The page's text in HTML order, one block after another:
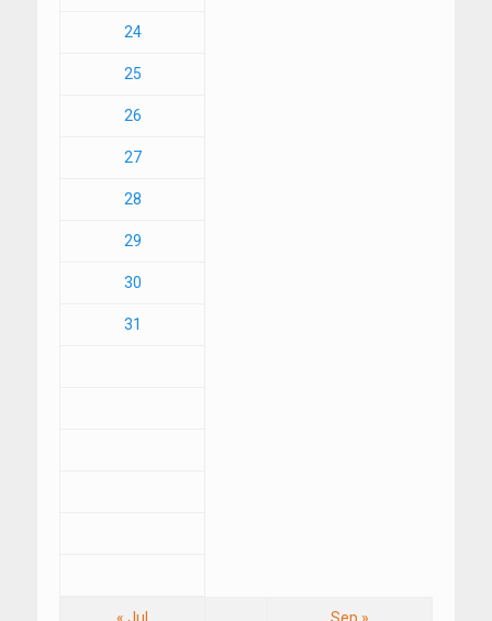
24
25
26
27
28
29
30
31